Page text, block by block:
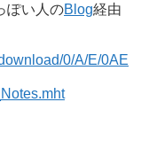
ぽい人のBlog経由
0/A/E/0AE